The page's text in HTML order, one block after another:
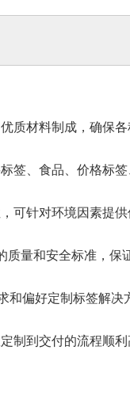
材料制成，确保各
签、食品、价格标
可针对环境因素提
量和安全标准，保
偏好定制标签解决
到交付的流程顺利